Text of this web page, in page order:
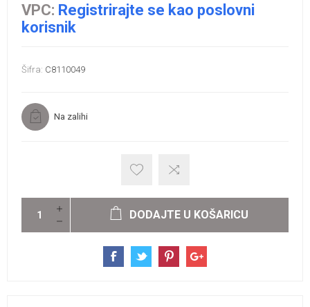
VPC: Registrirajte se kao poslovni
korisnik
Šifra: C8110049
Na zalihi
DODAJTE U KOŠARICU